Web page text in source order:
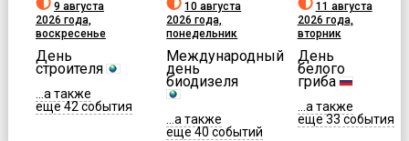
9 августа
2026 года,
воскресенье
День
строителя
...а также
еще 42 события
10 августа
2026 года,
понедельник
Международный
день
биодизеля
...а также
еще 40 событий
11 августа
2026 года,
вторник
День
белого
гриба
...а также
еще 33 события